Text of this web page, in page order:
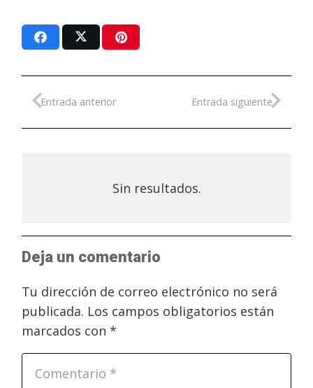
Entrada anterior Entrada siguiente
Sin resultados.
Deja un comentario
Tu dirección de correo electrónico no será
publicada. Los campos obligatorios están
marcados con *